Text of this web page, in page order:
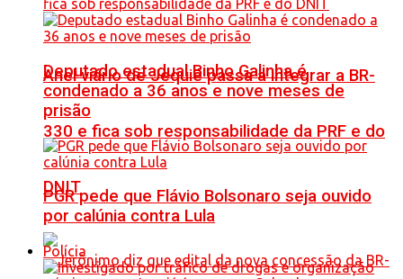
Anel viário de Jequié passa a integrar a BR-
330 e fica sob responsabilidade da PRF e do
DNIT
Deputado estadual Binho Galinha é
condenado a 36 anos e nove meses de
prisão
PGR pede que Flávio Bolsonaro seja ouvido
por calúnia contra Lula
Polícia